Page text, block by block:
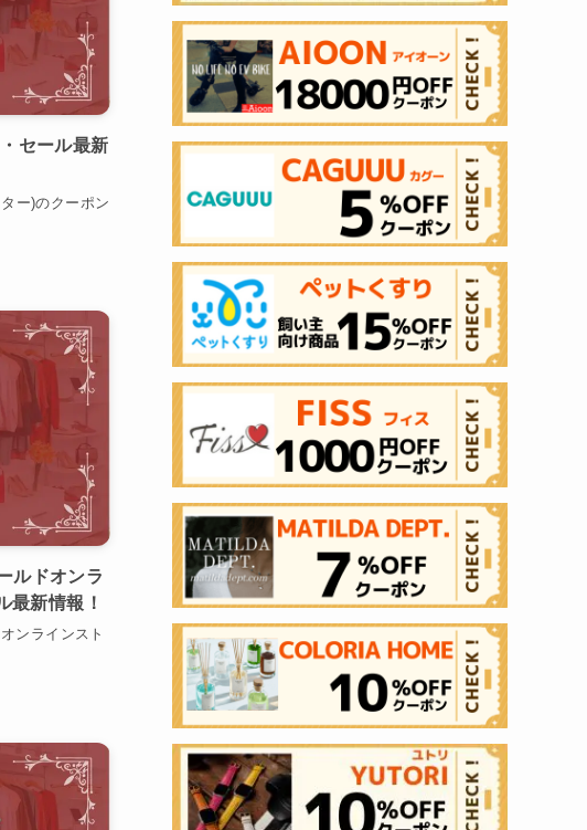
セール最新
ー)のクーポン
ルドオンラ
最新情報！
ンラインスト